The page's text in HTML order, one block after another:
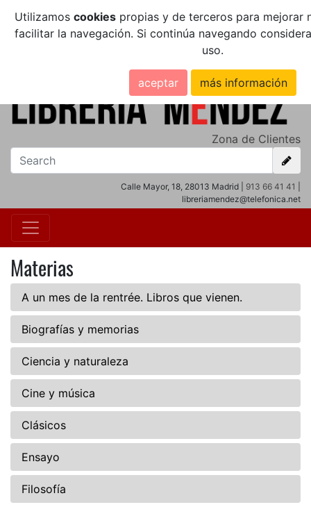
Utilizamos cookiespropias y de terceros para mejorar
facilitar la navegación. Si continúa navegando
uso.
aceptar más información
Zona de Clientes
Calle Mayor, 18, 28013 Madrid | 913 66 41 41
libreriamendez@telefonica.net
Materias
A un mes de la rentrée. Libros que vienen.
Biografías y memorias
Ciencia y naturaleza
Cine y música
Clásicos
Ensayo
Filosofía